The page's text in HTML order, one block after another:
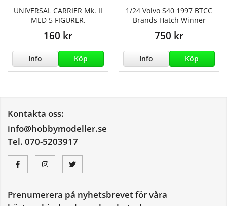
UNIVERSAL CARRIER Mk. II
MED 5 FIGURER.
160 kr
Info Köp
1/24 Volvo S40 1997 BTCC
Brands Hatch Winner
750 kr
Info Köp
Kontakta oss:
info@hobbymodeller.se
Tel. 070-5203917
Prenumerera på nyhetsbrevet för våra